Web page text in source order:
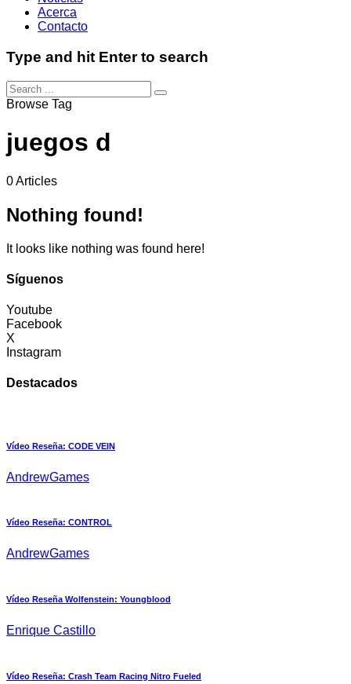
Acerca
Contacto
Type and hit Enter to search
Browse Tag
juegos d
0 Articles
Nothing found!
It looks like nothing was found here!
Síguenos
Youtube
Facebook
X
Instagram
Destacados
Vídeo Reseña: CODE VEIN
AndrewGames
Vídeo Reseña: CONTROL
AndrewGames
Vídeo Reseña Wolfenstein: Youngblood
Enrique Castillo
Vídeo Reseña: Crash Team Racing Nitro Fueled